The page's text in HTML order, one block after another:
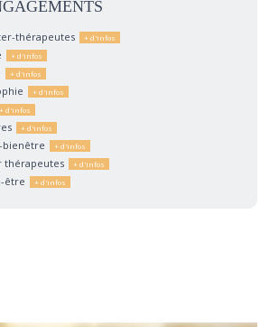
thérapeutes
bienêtre
thérapeutes
être